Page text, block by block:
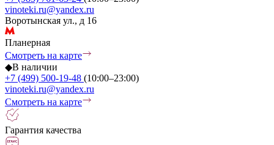
vinoteki.ru@yandex.ru
Воротынская ул., д 16
Планерная
Смотреть на карте
◆В наличии
+7 (499) 500-19-48 (10:00–23:00)
vinoteki.ru@yandex.ru
Смотреть на карте
Гарантия качества